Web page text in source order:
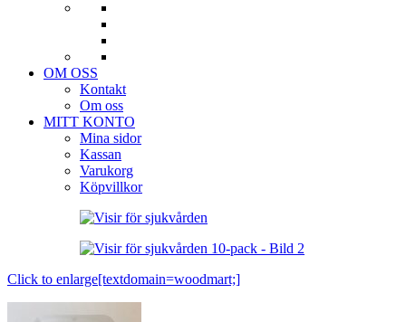
OM OSS
Kontakt
Om oss
MITT KONTO
Mina sidor
Kassan
Varukorg
Köpvillkor
Click to enlarge[textdomain=woodmart;]